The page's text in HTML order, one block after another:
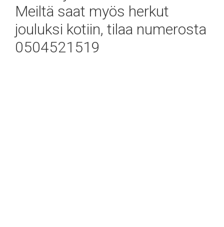
Meiltä saat myös herkut
jouluksi kotiin, tilaa numerosta
0504521519